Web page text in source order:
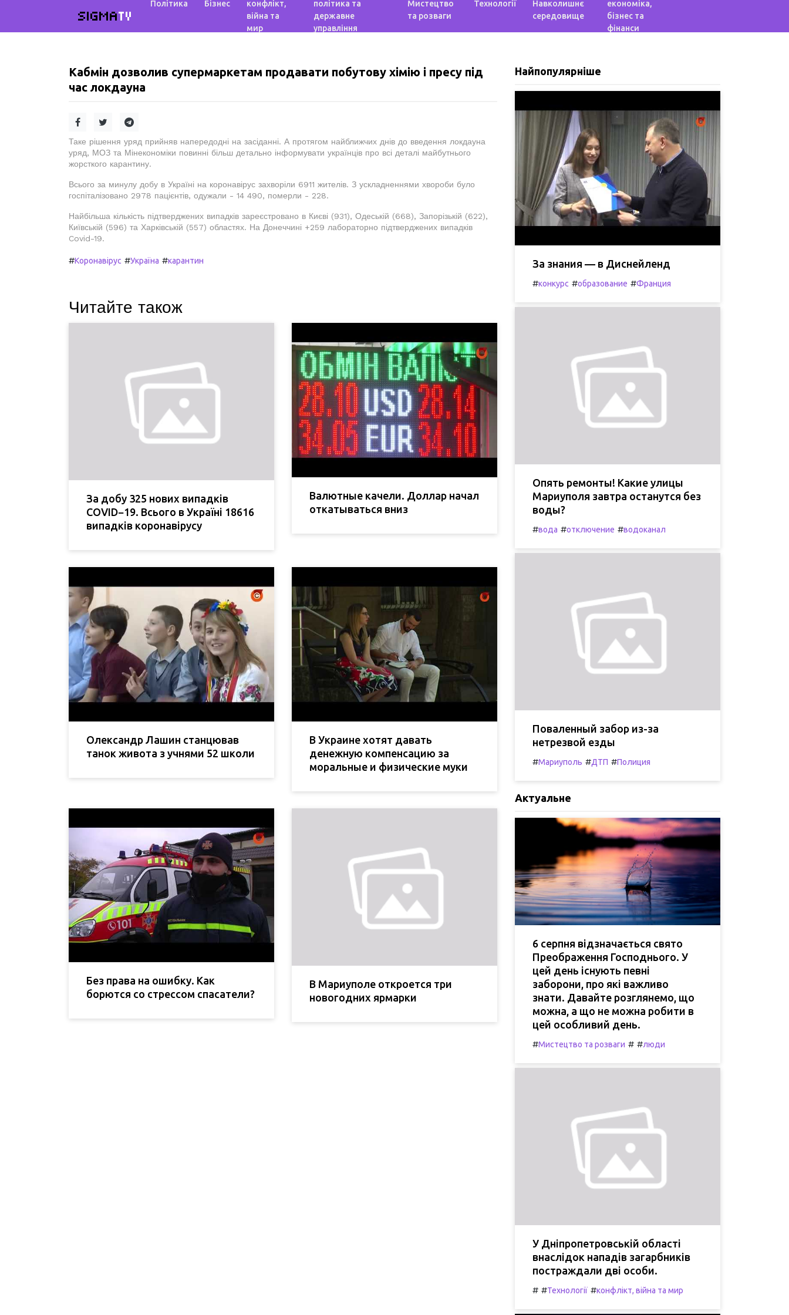
SIGMATV
Політика Бізнес
конфлікт,
війна та
мир
політика та
державне
управління
Мистецтво
та розваги
Технології
Навколишнє
середовище
економіка,
бізнес та
фінанси
Кабмін дозволив супермаркетам продавати побутову хімію і пресу під
час локдауна
Таке рішення уряд прийняв напередодні на засіданні. А протягом найближчих днів до введення локдауна
уряд, МОЗ та Мінекономіки повинні більш детально інформувати українців про всі деталі майбутнього
жорсткого карантину.
Всього за минулу добу в Україні на коронавірус захворіли 6911 жителів. З ускладненнями хвороби було
госпіталізовано 2978 пацієнтів, одужали - 14 490, померли - 228.
Найбільша кількість підтверджених випадків зареєстровано в Києві (931), Одеській (668), Запорізькій (622),
Київській (596) та Харківській (557) областях. На Донеччині +259 лабораторно підтверджених випадків
Covid-19.
#Коронавірус #Україна #карантин
Читайте також
За добу 325 нових випадків
COVID−19. Всього в Україні 18616
випадків коронавірусу
Валютные качели. Доллар начал
откатываться вниз
Олександр Лашин станцював
танок живота з учнями 52 школи
В Украине хотят давать
денежную компенсацию за
моральные и физические муки
Без права на ошибку. Как
борются со стрессом спасатели?
В Мариуполе откроется три
новогодних ярмарки
Найпопулярніше
За знания — в Диснейленд
#конкурс #образование #Франция
Опять ремонты! Какие улицы
Мариуполя завтра останутся без
воды?
#вода #отключение #водоканал
Поваленный забор из-за
нетрезвой езды
#Мариуполь #ДТП #Полиция
Актуальне
6 серпня відзначається свято
Преображення Господнього. У
цей день існують певні
заборони, про які важливо
знати. Давайте розглянемо, що
можна, а що не можна робити в
цей особливий день.
#Мистецтво та розваги # #люди
У Дніпропетровській області
внаслідок нападів загарбників
постраждали дві особи.
# #Технології #конфлікт, війна та мир